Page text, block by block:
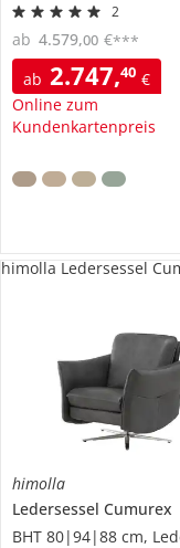
2
ab 2.747,40 €
Online zum
Kundenkartenpreis
ab 4.579,00 €***
himolla
Ledersessel Cumurex
BHT 80|94|88 cm,
himolla Ledersessel